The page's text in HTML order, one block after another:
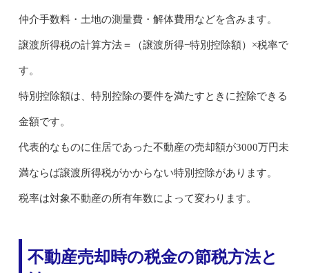
仲介手数料・土地の測量費・解体費用などを含みます。
譲渡所得税の計算方法＝（譲渡所得−特別控除額）×税率で
す。
特別控除額は、特別控除の要件を満たすときに控除できる
金額です。
代表的なものに住居であった不動産の売却額が3000万円未
満ならば譲渡所得税がかからない特別控除があります。
税率は対象不動産の所有年数によって変わります。
不動産売却時の税金の節税方法と